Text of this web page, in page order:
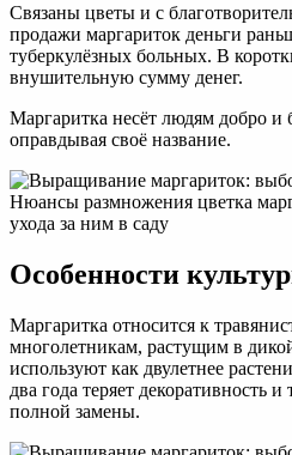
Связаны цветы и с
продажи маргариток деньги
туберкулёзных больных. В
внушительную сумму денег.
Маргаритка несёт людям добро и
оправдывая своё название.
Особенности
Маргаритка относится к
многолетникам, растущим в
используют как двулетнее
два года теряет декоративность
полной замены.